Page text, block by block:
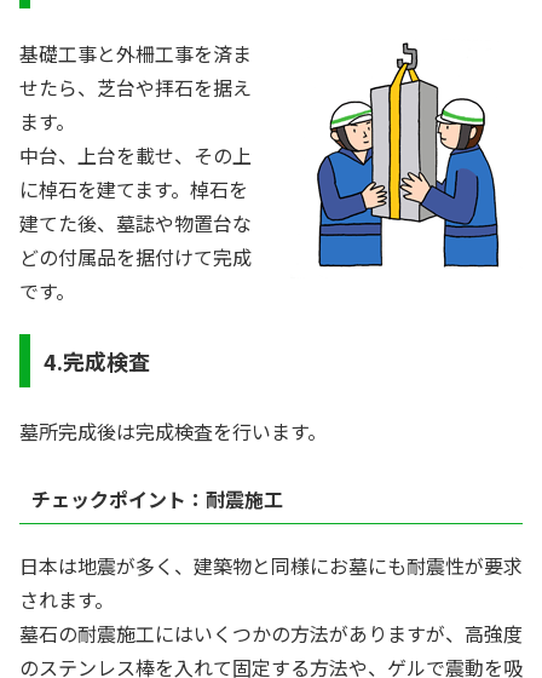
基礎工事と外柵工事を済ま
せたら、芝台や拝石を据え
ます。
中台、上台を載せ、その上
に棹石を建てます。棹石を
建てた後、墓誌や物置台な
どの付属品を据付けて完成
です。
4.完成検査
墓所完成後は完成検査を行います。
チェックポイント：耐震施工
日本は地震が多く、建築物と同様にお墓にも耐震性が要求
されます。
墓石の耐震施工にはいくつかの方法がありますが、高強度
のステンレス棒を入れて固定する方法や、ゲルで震動を吸